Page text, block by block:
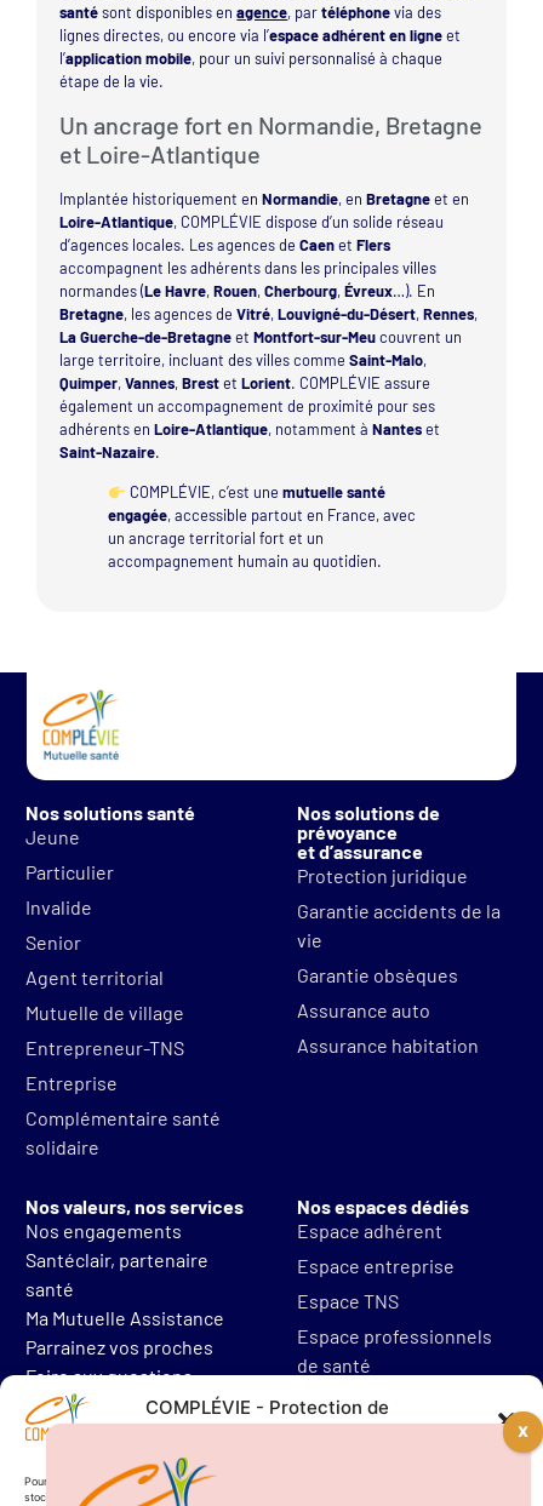
COMPLÉVIE - Protection de
Pour offrir les meilleures expériences, nous utilisons des technologies telles que les cookies pour
stocker et/ou accéder aux informations des appareils. Le fait de consentir à ces technologies
santésont disponibles enagence, partéléphonevia des
lignes directes, ou encore via l’espace adhérent en ligneet
l’application mobile, pour un suivi personnalisé à chaque
étape de la vie.
Un ancrage fort en Normandie, Bretagne
et Loire-Atlantique
Implantée historiquement enNormandie, enBretagneet en
Loire-Atlantique, COMPLÉVIE dispose d’un solide réseau
d’agences locales. Les agences deCaenetFlers
accompagnent les adhérents dans les principales villes
normandes (Le Havre,Rouen,Cherbourg,Évreux…). En
Bretagne, les agences deVitré,Louvigné-du-Désert,Rennes,
La Guerche-de-BretagneetMontfort-sur-Meucouvrent un
large territoire, incluant des villes commeSaint-Malo,
Quimper,Vannes,BrestetLorient. COMPLÉVIE assure
également un accompagnement de proximité pour ses
adhérents enLoire-Atlantique, notamment àNanteset
Saint-Nazaire.
COMPLÉVIE, c’est une mutuelle santé
engagée, accessible partout en France, avec
un ancrage territorial fort et un
accompagnement humain au quotidien.
Nos solutions santé
Jeune
Particulier
Invalide
Senior
Agent territorial
Mutuelle de village
Entrepreneur-TNS
Entreprise
Complémentaire santé
solidaire
Nos solutions de
prévoyance
et d’assurance
Protection juridique
Garantie accidents de la
vie
Garantie obsèques
Assurance auto
Assurance habitation
Nos valeurs, nos services
Nos engagements
Santéclair, partenaire
santé
Ma Mutuelle Assistance
Parrainez vos proches
Foire aux questions
Nos espaces dédiés
Espace adhérent
Espace entreprise
Espace TNS
Espace professionnels
de santé
Mentions légales
Protections des données